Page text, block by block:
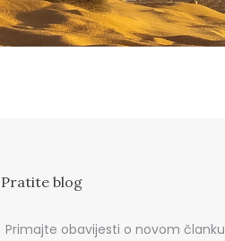
Pratite blog
Primajte obavijesti o novom članku